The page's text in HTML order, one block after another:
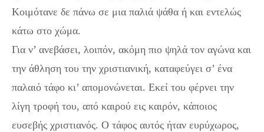
Κοιμότανε δε πάνω σε μια παλιά ψάθα ή και εντελώς
κάτω στο χώμα.
Για ν’ ανεβάσει, λοιπόν, ακόμη πιο ψηλά τον αγώνα και
την άθληση του την χριστιανική, καταφεύγει σ’ ένα
παλαιό τάφο κι’ απομονώνεται. Εκεί του φέρνει την
λίγη τροφή του, από καιρού εις καιρόν, κάποιος
ευσεβής χριστιανός. Ο τάφος αυτός ήταν ευρύχωρος,